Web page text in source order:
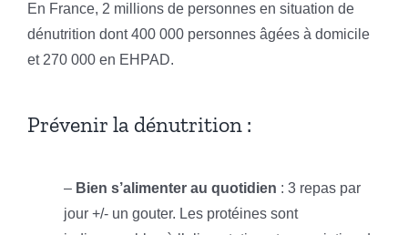
En France, 2 millions de personnes en situation de
dénutrition dont 400 000 personnes âgées à domicile
et 270 000 en EHPAD.
Prévenir la dénutrition :
– Bien s’alimenter au quotidien : 3 repas par
jour +/- un gouter. Les protéines sont